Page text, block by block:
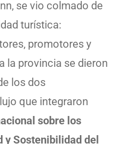
se vio colmado de
turística:
promotores y
la provincia se dieron
los dos
que integraron
sobre los
y Sostenibilidad del